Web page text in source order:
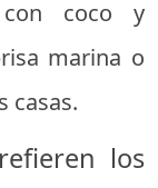
coco y
marina o
casas.
los